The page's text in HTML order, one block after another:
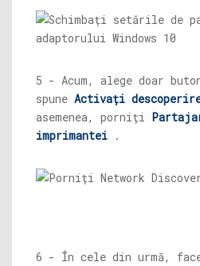
5 - Acum, alege doar
spune Activați
asemenea, porniți
imprimantei .
6 - În cele din urmă,